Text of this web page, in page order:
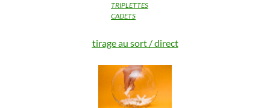
TRIPLETTES
CADETS
tirage au sort / direct